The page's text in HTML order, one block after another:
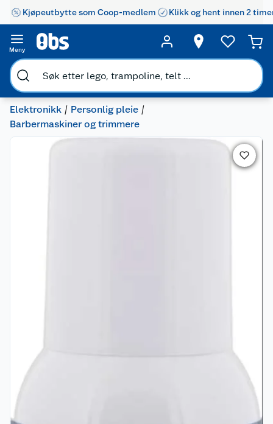
Kjøpeutbytte som Coop-medlem Klikk og hent innen 2
Meny
Elektronikk
Personlig pleie
Barbermaskiner og trimmere